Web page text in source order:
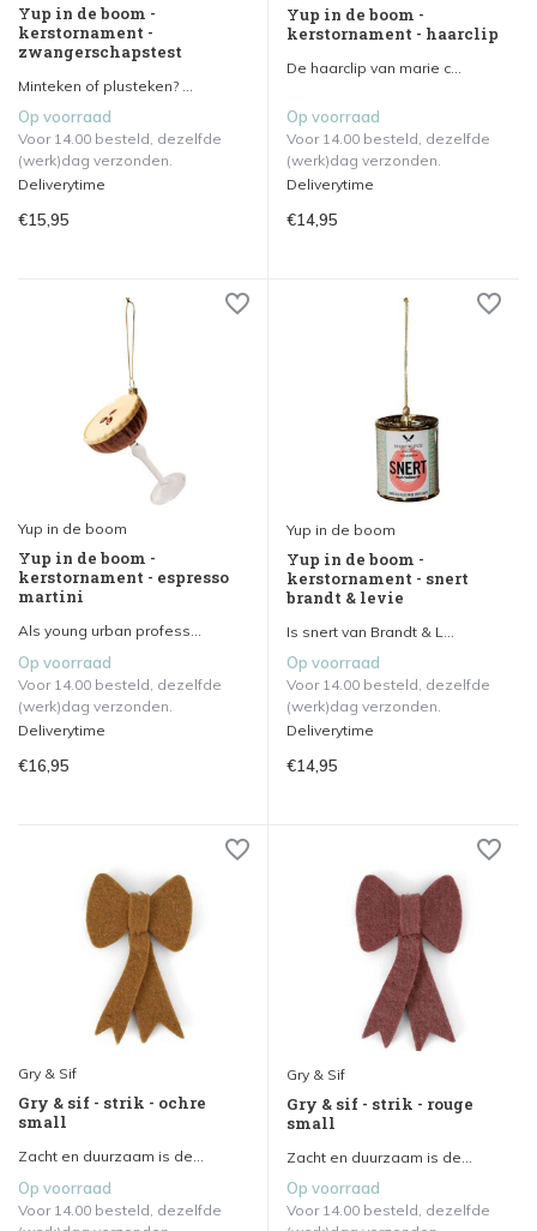
Yup in de boom -
kerstornament -
zwangerschapstest
Minteken of plusteken? ...
Op voorraad
Voor 14.00 besteld, dezelfde
(werk)dag verzonden.
Deliverytime
€15,95
Yup in de boom -
kerstornament - haarclip
De haarclip van marie c...
Op voorraad
Voor 14.00 besteld, dezelfde
(werk)dag verzonden.
Deliverytime
€14,95
Yup in de boom
Yup in de boom -
kerstornament - espresso
martini
Als young urban profess...
Op voorraad
Voor 14.00 besteld, dezelfde
(werk)dag verzonden.
Deliverytime
€16,95
Yup in de boom
Yup in de boom -
kerstornament - snert
brandt & levie
Is snert van Brandt & L...
Op voorraad
Voor 14.00 besteld, dezelfde
(werk)dag verzonden.
Deliverytime
€14,95
Gry & Sif
Gry & sif - strik - ochre
small
Zacht en duurzaam is de...
Op voorraad
Voor 14.00 besteld, dezelfde
Gry & Sif
Gry & sif - strik - rouge
small
Zacht en duurzaam is de...
Op voorraad
Voor 14.00 besteld, dezelfde